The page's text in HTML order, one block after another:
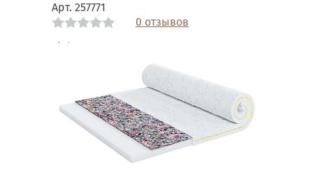
Арт. 257771
0 отзывов
Link
Link
Link
Link
Link